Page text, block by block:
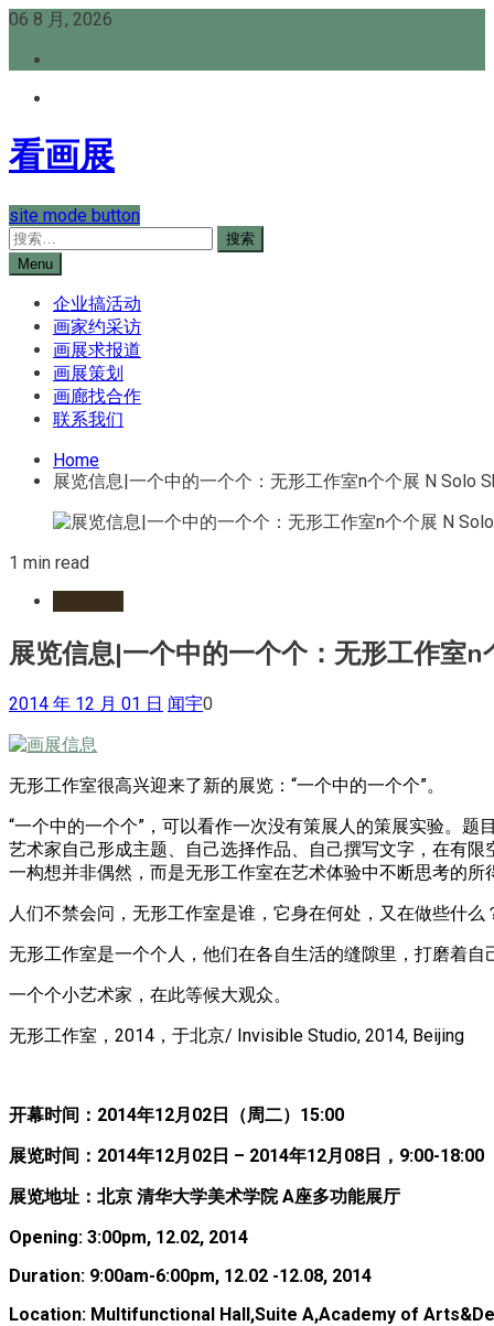
Skip
content
06 8 月, 2026
看画展
site mode button
搜
索：
Menu
企业搞活动
画家约采访
画展求报道
画展策划
画廊找合作
联系我们
Home
展览信息|一个中的一个个：无形工作室n个个展 N Solo
1 min read
展览信息|一个中的一个个：无形工作
2014 年 12 月 01 日 闻宇0
无形工作室很高兴迎来了新的展览：“一个中的一个个”。
“一个中的一个个”，可以看作一次没有策展人的策展实验。
艺术家自己形成主题、自己选择作品、自己撰写文字，在有
一构想并非偶然，而是无形工作室在艺术体验中不断思考的所
人们不禁会问，无形工作室是谁，它身在何处，又在做些什么
无形工作室是一个个人，他们在各自生活的缝隙里，打磨着
一个个小艺术家，在此等候大观众。
无形工作室，2014，于北京/ Invisible Studio, 2014, Beijing
开幕时间：2014年12月02日（周二）15:00
展览时间：2014年12月02日 – 2014年12月08日，9:00-18:00
展览地址：北京 清华大学美术学院 A座多功能展厅
Opening: 3:00pm, 12.02, 2014
Duration: 9:00am-6:00pm, 12.02 -12.08, 2014
Location: Multifunctional Hall,Suite A,Academy of